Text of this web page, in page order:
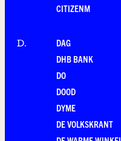
CITIZENM
D.
DAG
DHB BANK
DO
DOOD
DYME
DE VOLKSKRANT